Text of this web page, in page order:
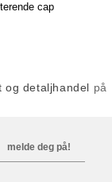
cap
og detaljhandel på
melde deg på!